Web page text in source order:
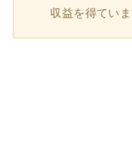
収益を得ていま